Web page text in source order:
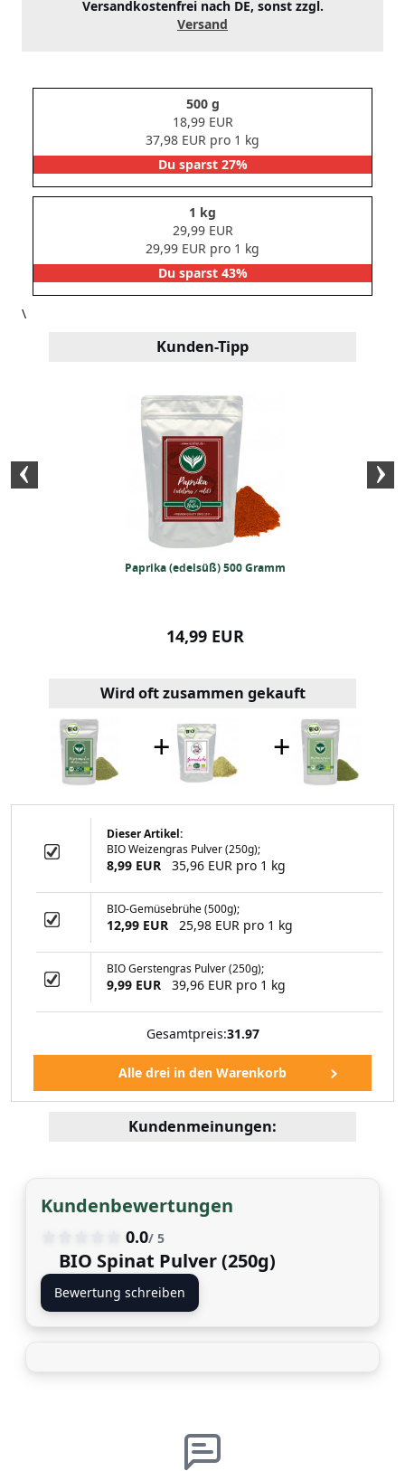
Versandkostenfrei nach DE, sonst zzgl.
Versand
500 g
18,99 EUR
37,98 EUR pro 1 kg
Du sparst 27%
1 kg
29,99 EUR
29,99 EUR pro 1 kg
Du sparst 43%
\
Kunden-Tipp
Paprika (edelsüß) 500 Gramm
14,99 EUR
500 Gramm
EUR
Wird oft zusammen gekauft
+ +
Dieser Artikel:
BIO Weizengras Pulver (250g);
8,99 EUR 35,96 EUR pro 1 kg
BIO-Gemüsebrühe (500g);
12,99 EUR 25,98 EUR pro 1 kg
BIO Gerstengras Pulver (250g);
9,99 EUR 39,96 EUR pro 1 kg
Gesamtpreis:31.97
Kundenmeinungen:
Kundenbewertungen
0.0/ 5
BIO Spinat Pulver (250g)
Bewertung schreiben